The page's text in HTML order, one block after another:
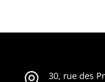
30, rue des